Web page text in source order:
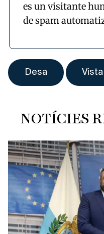
es un visitante
de spam
NOTÍCIES